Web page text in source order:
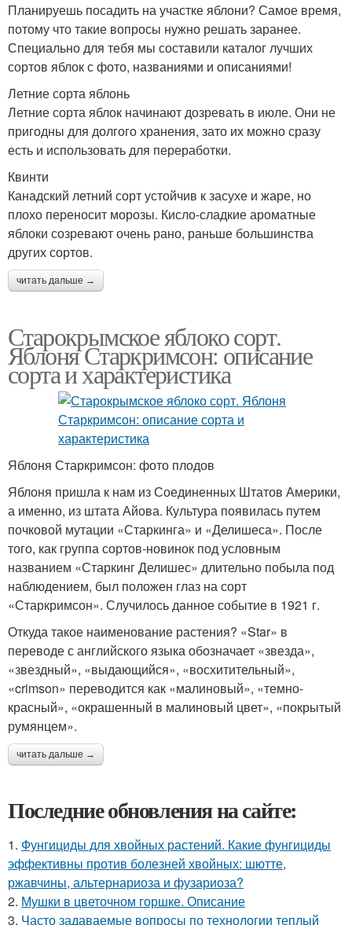
Планируешь посадить на участке яблони? Самое время,
потому что такие вопросы нужно решать заранее.
Специально для тебя мы составили каталог лучших
сортов яблок с фото, названиями и описаниями!
Летние сорта яблонь
Летние сорта яблок начинают дозревать в июле. Они не
пригодны для долгого хранения, зато их можно сразу
есть и использовать для переработки.
Квинти
Канадский летний сорт устойчив к засухе и жаре, но
плохо переносит морозы. Кисло-сладкие ароматные
яблоки созревают очень рано, раньше большинства
других сортов.
читать дальше →
Старокрымское яблоко сорт.
Яблоня Старкримсон: описание
сорта и характеристика
Яблоня Старкримсон: фото плодов
Яблоня пришла к нам из Соединенных Штатов Америки,
а именно, из штата Айова. Культура появилась путем
почковой мутации «Старкинга» и «Делишеса». После
того, как группа сортов-новинок под условным
названием «Старкинг Делишес» длительно побыла под
наблюдением, был положен глаз на сорт
«Старкримсон». Случилось данное событие в 1921 г.
Откуда такое наименование растения? «Star» в
переводе с английского языка обозначает «звезда»,
«звездный», «выдающийся», «восхитительный»,
«crimson» переводится как «малиновый», «темно-
красный», «окрашенный в малиновый цвет», «покрытый
румянцем».
читать дальше →
Последние обновления на сайте:
1. Фунгициды для хвойных растений. Какие фунгициды
эффективны против болезней хвойных: шютте,
ржавчины, альтернариоза и фузариоза?
2. Мушки в цветочном горшке. Описание
3. Часто задаваемые вопросы по технологии теплый